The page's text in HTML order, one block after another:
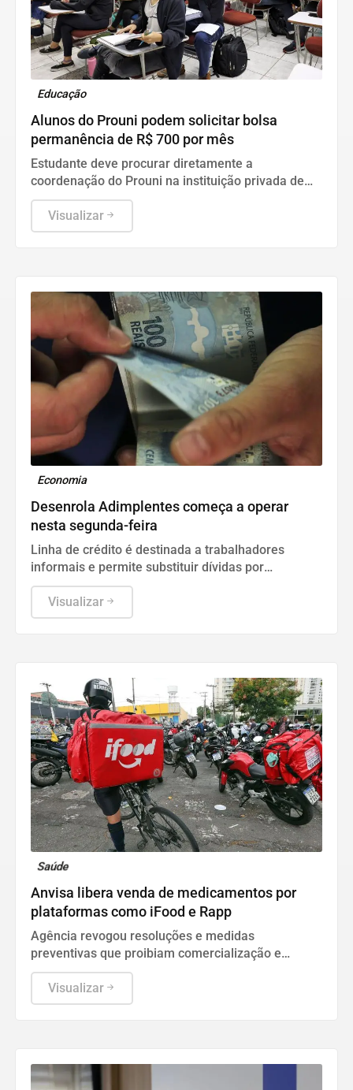
Educação
Alunos do Prouni podem solicitar bolsa
permanência de R$ 700 por mês
Estudante deve procurar diretamente a
coordenação do Prouni na instituição privada de
ensino superior onde estuda para verificar a
elegibilidade de seu curso e dar início aos
procedimentos internos.
Visualizar
Economia
Desenrola Adimplentes começa a operar
nesta segunda-feira
Linha de crédito é destinada a trabalhadores
informais e permite substituir dívidas por
empréstimos mais baratos.
Visualizar
Saúde
Anvisa libera venda de medicamentos por
plataformas como iFood e Rapp
Agência revogou resoluções e medidas
preventivas que proibiam comercialização e
propaganda de remédios por canais digitais
Visualizar